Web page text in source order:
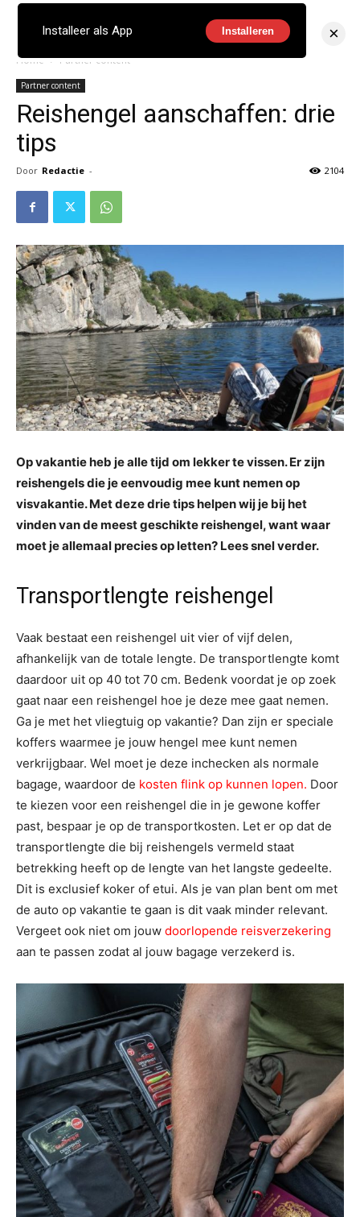
Home Partner content
Partner content
Reishengel aanschaffen: drie
tips
Door Redactie - 2104
Op vakantie heb je alle tijd om lekker te vissen. Er zijn
reishengels die je eenvoudig mee kunt nemen op
visvakantie. Met deze drie tips helpen wij je bij het
vinden van de meest geschikte reishengel, want waar
moet je allemaal precies op letten? Lees snel verder.
Transportlengte reishengel
Vaak bestaat een reishengel uit vier of vijf delen,
afhankelijk van de totale lengte. De transportlengte komt
daardoor uit op 40 tot 70 cm. Bedenk voordat je op zoek
gaat naar een reishengel hoe je deze mee gaat nemen.
Ga je met het vliegtuig op vakantie? Dan zijn er speciale
koffers waarmee je jouw hengel mee kunt nemen
verkrijgbaar. Wel moet je deze inchecken als normale
bagage, waardoor de kosten flink op kunnen lopen. Door
te kiezen voor een reishengel die in je gewone koffer
past, bespaar je op de transportkosten. Let er op dat de
transportlengte die bij reishengels vermeld staat
betrekking heeft op de lengte van het langste gedeelte.
Dit is exclusief koker of etui. Als je van plan bent om met
de auto op vakantie te gaan is dit vaak minder relevant.
Vergeet ook niet om jouw doorlopende reisverzekering
aan te passen zodat al jouw bagage verzekerd is.
Installeer als App Installeren ×